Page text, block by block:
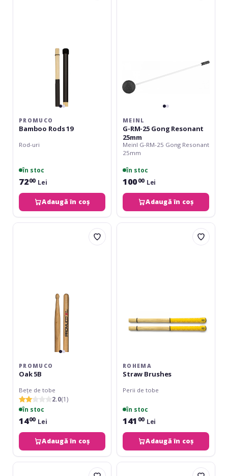
PROMUCO
Bamboo Rods 19
Rod-uri
în stoc
7200 Lei
Adaugă în coș
MEINL
G-RM-25 Gong Resonant
25mm
Meinl G-RM-25 Gong Resonant
25mm
în stoc
10000 Lei
Adaugă în coș
Promuco
PROMUCO
Oak 5B
Bețe de tobe
2.0(1)
în stoc
1400 Lei
Adaugă în coș
Rohema
ROHEMA
Straw Brushes
Perii de tobe
în stoc
141 00 Lei
Adaugă în coș
Rohema
Rohema